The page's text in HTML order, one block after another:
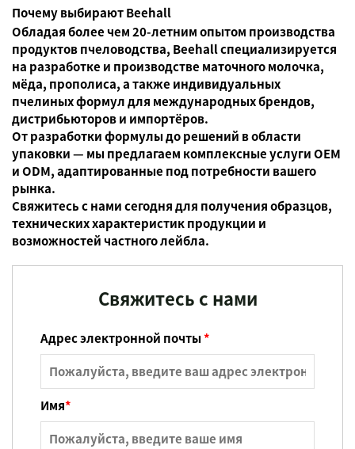
Почему выбирают Beehall
Обладая более чем 20-летним опытом производства
продуктов пчеловодства, Beehall специализируется
на разработке и производстве маточного молочка,
мёда, прополиса, а также индивидуальных
пчелиных формул для международных брендов,
дистрибьюторов и импортёров.
От разработки формулы до решений в области
упаковки — мы предлагаем комплексные услуги OEM
и ODM, адаптированные под потребности вашего
рынка.
Свяжитесь с нами сегодня для получения образцов,
технических характеристик продукции и
возможностей частного лейбла.
Свяжитесь с нами
Адрес электронной почты*
Имя*